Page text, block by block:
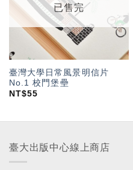
已售完
臺灣大學日常風景明信片
No.1 校門堡壘
NT$55
臺大出版中心線上商店